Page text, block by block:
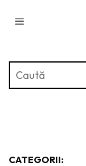
CATEGORII: